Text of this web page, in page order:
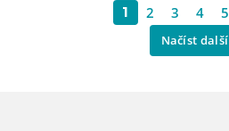
Načíst další
1 2 3 4 5